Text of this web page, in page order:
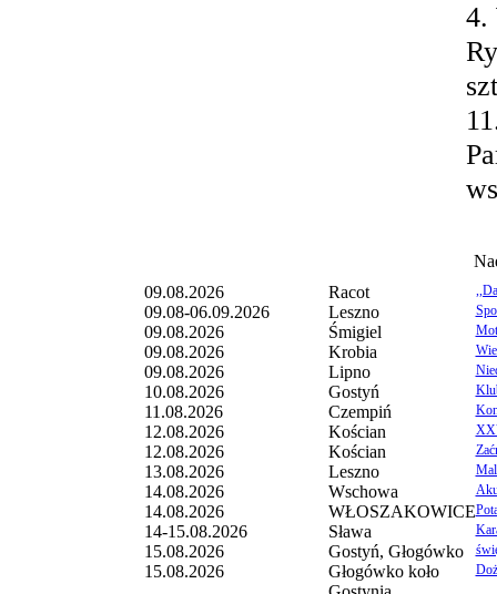
4.
09.08.2026
Racot
09.08-06.09.2026 Leszno
09.08.2026 Śmigiel
09.08.2026 Krobia
09.08.2026 Lipno
10.08.2026 Gostyń
11.08.2026 Czempiń
12.08.2026 Kościan
12.08.2026 Kościan
13.08.2026 Leszno
14.08.2026 Wschowa
14.08.2026 WŁOSZAKOWICE
14-15.08.2026 Sława
15.08.2026 Gostyń, Głogówko
15.08.2026
Głogówko koło